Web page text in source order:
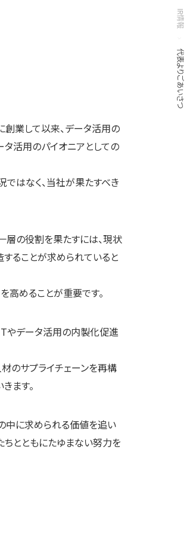
IR情報
代表よりごあいさつ
業して以来、データ活用の
活用のパイオニアとしての
はなく、当社が果たすべき
層の役割を果たすには、現状
ることが求められていると
高めることが重要です。
ITやデータ活用の内製化促進
のサプライチェーンを再構
ます。
中に求められる価値を追い
とともにたゆまない努力を